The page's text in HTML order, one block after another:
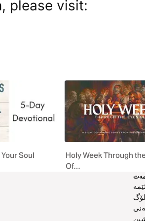
please visit:
Soul
Holy Week Through the
Of…